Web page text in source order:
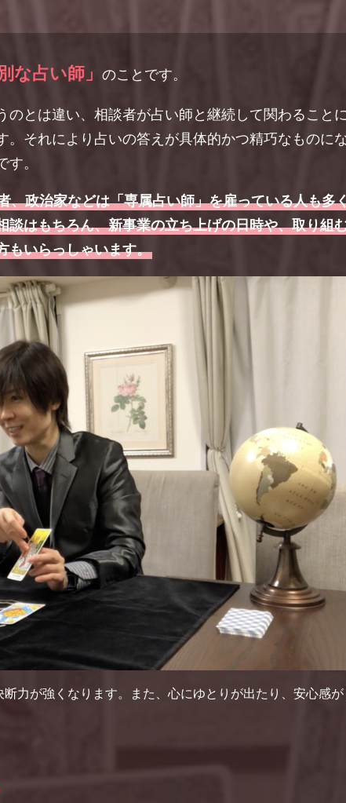
な占い師」 のことです。
とは違い、相談者が占い師と継続して関わること
。それにより占いの答えが具体的かつ精巧なものに
。
、政治家などは「専属占い師」を雇っている人も多
談はもちろん、新事業の立ち上げの日時や、取り組
もいらっしゃいます。
力が強くなります。また、心にゆとりが出たり、安心感が